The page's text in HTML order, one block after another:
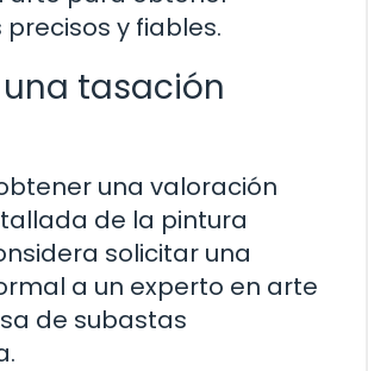
y fiables.
tasación
una valoración
de la pintura
solicitar una
a un experto en arte
de subastas